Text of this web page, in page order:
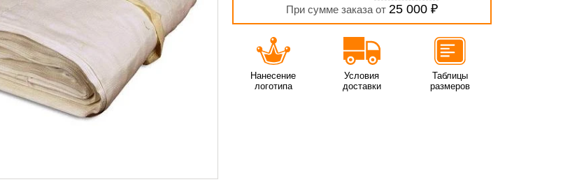
При сумме заказа от 25 000 ₽
Нанесение
логотипа
Условия
доставки
Таблицы
размеров